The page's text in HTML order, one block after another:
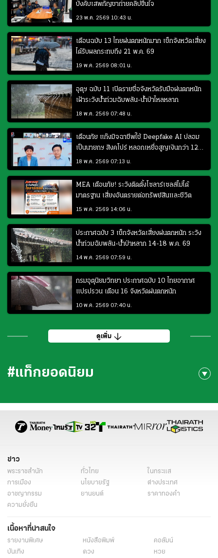
บังคับเสพกัญชาถ่ายคลิปขืนใจ
23 พ.ค. 2569 10:43 น.
เตือนฉบับ 13 ไทยฝนตกหนักมาก เช็กจังหวัดเสี่ยง
ได้รับผลกระทบถึง 21 พ.ค. 69
19 พ.ค. 2569 08:01 น.
อุตุฯ ฉบับ 11 เปิดรายชื่อจังหวัดรับมือฝนตกหนัก
เฝ้าระวังน้ำท่วมฉับพลัน-น้ำป่าไหลหลาก
18 พ.ค. 2569 07:48 น.
เตือนภัย แก๊งมิจฉาชีพใช้ Deepfake AI ปลอม
เป็นนายกฯ สิงคโปร์ หลอกเหยื่อสูญเงินกว่า 120
ล้านบาท
18 พ.ค. 2569 07:13 น.
MEA เตือนภัย! ระวังติดตั้งโซลาร์เซลล์ไม่ได้
มาตรฐาน เสี่ยงอันตรายต่อทรัพย์สินและชีวิต
15 พ.ค. 2569 14:06 น.
ประกาศฉบับ 3 เช็กจังหวัดเสี่ยงฝนตกหนัก ระวัง
น้ำท่วมฉับพลัน-น้ำป่าหลาก 14-18 พ.ค. 69
14 พ.ค. 2569 07:59 น.
กรมอุตุนิยมวิทยา ประกาศฉบับ 10 ไทยอากาศ
แปรปรวน เตือน 16 จังหวัดฝนตกหนัก
10 พ.ค. 2569 07:40 น.
ดูเพิ่ม
#แท็กยอดนิยม
ข่าว
พระราชสำนัก ทั่วไทย
ในกระแส
การเมือง
นโยบายรัฐ
ต่างประเทศ
อาชญากรรม
ยานยนต์
ราคาทองคำ
ความยั่งยืน
เนื้อหาที่น่าสนใจ
รายงานพิเศษ หนังสือพิมพ์
คอลัมน์
บันเทิง
ดวง
หวย